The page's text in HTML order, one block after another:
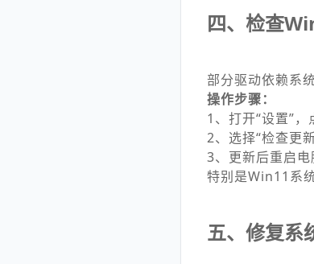
四、检查
部分驱动依赖系
操作步骤：
1、打开“设置”，
2、选择“检查更
3、更新后重启电
特别是Win11系
五、修复系